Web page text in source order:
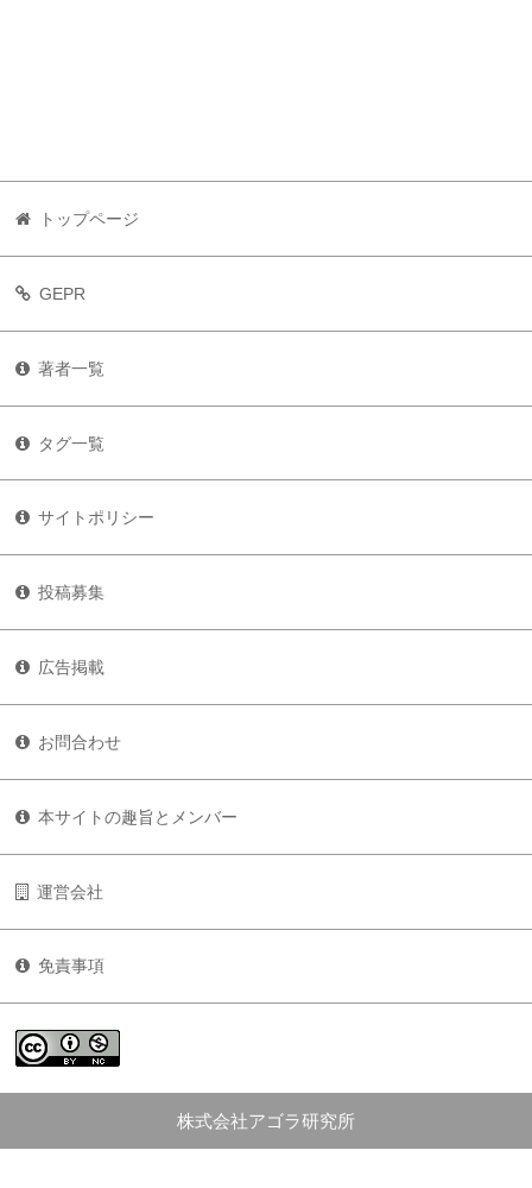
トップページ
GEPR
著者一覧
タグ一覧
サイトポリシー
投稿募集
広告掲載
お問合わせ
本サイトの趣旨とメンバー
運営会社
免責事項
株式会社アゴラ研究所